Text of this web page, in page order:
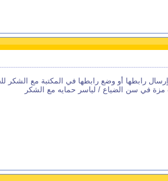
إرسال رابطها أو وضع رابطها في المكتبة مع
مزة في سن الضياع / لياسر حمايه مع الشكر